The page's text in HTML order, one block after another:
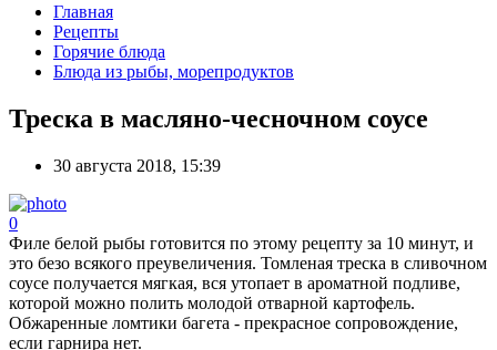
Главная
Рецепты
Горячие блюда
Блюда из рыбы, морепродуктов
Треска в масляно-чесночном соусе
30 августа 2018, 15:39
0
Филе белой рыбы готовится по этому рецепту за 10 минут, и
это безо всякого преувеличения. Томленая треска в сливочном
соусе получается мягкая, вся утопает в ароматной подливе,
которой можно полить молодой отварной картофель.
Обжаренные ломтики багета - прекрасное сопровождение,
если гарнира нет.